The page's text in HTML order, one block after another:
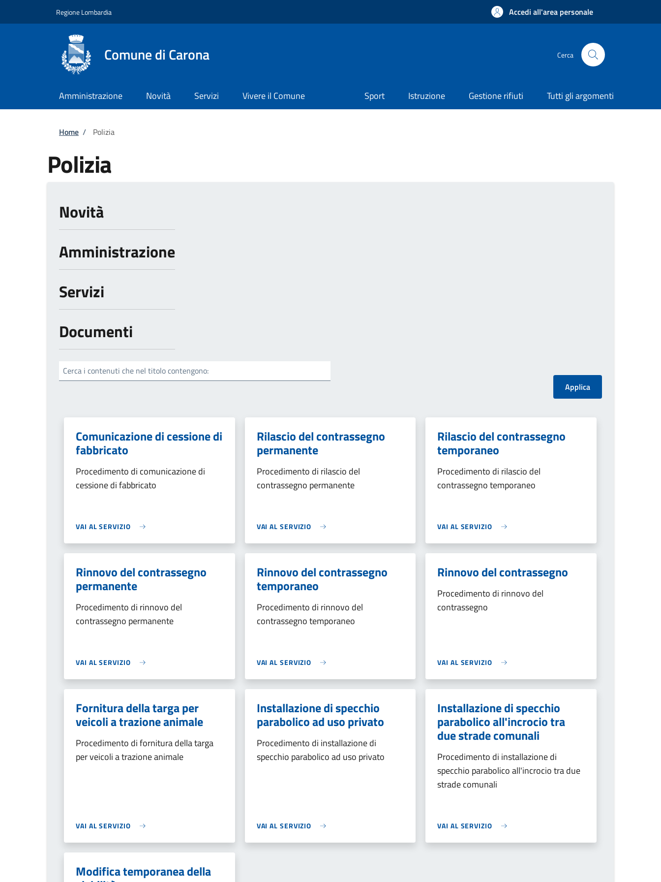
Regione Lombardia Accedi all'area personale
Comune di Carona Cerca
Amministrazione Novità Servizi Vivere il Comune Sport Istruzione Gestione rifiuti Tutti gli argomenti
Briciole di pane
Home / Polizia
Polizia
Novità
Amministrazione
Servizi
Documenti
Cerca i contenuti che nel titolo contengono:
Comunicazione di cessione di
fabbricato
Procedimento di comunicazione di
cessione di fabbricato
VAI AL SERVIZIO
Rilascio del contrassegno
permanente
Procedimento di rilascio del
contrassegno permanente
VAI AL SERVIZIO
Rilascio del contrassegno
temporaneo
Procedimento di rilascio del
contrassegno temporaneo
VAI AL SERVIZIO
Rinnovo del contrassegno
permanente
Procedimento di rinnovo del
contrassegno permanente
VAI AL SERVIZIO
Rinnovo del contrassegno
temporaneo
Procedimento di rinnovo del
contrassegno temporaneo
VAI AL SERVIZIO
Rinnovo del contrassegno
Procedimento di rinnovo del
contrassegno
VAI AL SERVIZIO
Fornitura della targa per
veicoli a trazione animale
Procedimento di fornitura della targa
per veicoli a trazione animale
VAI AL SERVIZIO
Installazione di specchio
parabolico ad uso privato
Procedimento di installazione di
specchio parabolico ad uso privato
VAI AL SERVIZIO
Installazione di specchio
parabolico all'incrocio tra
due strade comunali
Procedimento di installazione di
specchio parabolico all'incrocio tra due
strade comunali
VAI AL SERVIZIO
Modifica temporanea della